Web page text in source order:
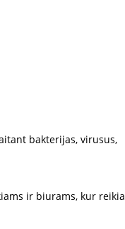
bakterijas, virusus,
ir biurams, kur reikia